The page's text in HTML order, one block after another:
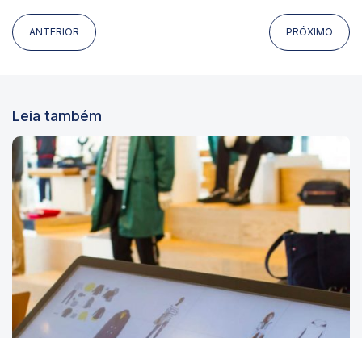
ANTERIOR PRÓXIMO
Leia também